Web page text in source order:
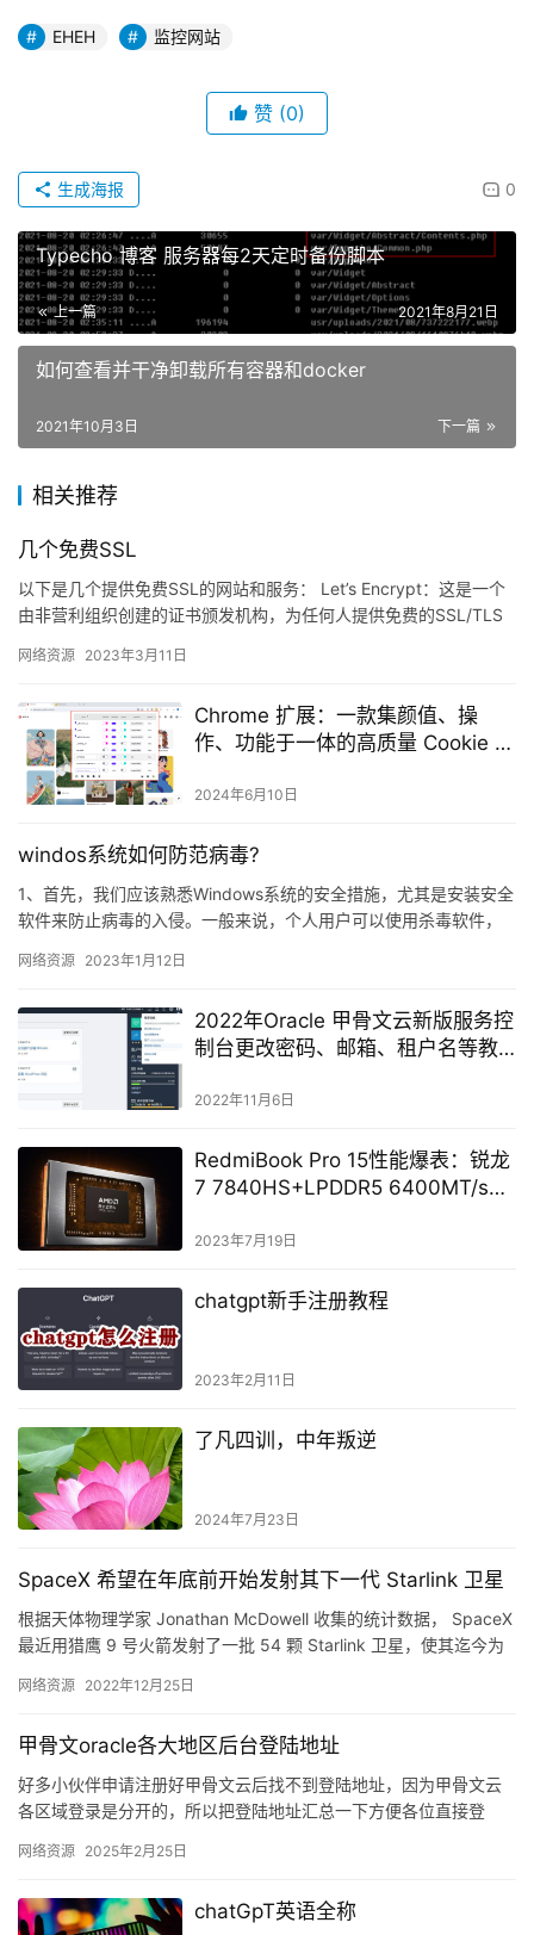
EHEH 监控网站
赞 (0)
0
生成海报
Typecho 博客 服务器每2天定时备份脚本
上一篇 2021年8月21日
如何查看并干净卸载所有容器和docker
下一篇
2021年10月3日
相关推荐
几个免费SSL
以下是几个提供免费SSL的网站和服务： Let’s Encrypt：这是一个
由非营利组织创建的证书颁发机构，为任何人提供免费的SSL/TLS
网络资源 2023年3月11日
Chrome 扩展：一款集颜值、操
作、功能于一体的高质量 Cookie 管
2024年6月10日
windos系统如何防范病毒?
1、首先，我们应该熟悉Windows系统的安全措施，尤其是安装安全
软件来防止病毒的入侵。一般来说，个人用户可以使用杀毒软件，
网络资源 2023年1月12日
2022年Oracle 甲骨文云新版服务控
制台更改密码、邮箱、租户名等教
2022年11月6日
RedmiBook Pro 15性能爆表：锐龙
7 7840HS+LPDDR5 6400MT/s内
2023年7月19日
chatgpt新手注册教程
2023年2月11日
了凡四训，中年叛逆
2024年7月23日
SpaceX 希望在年底前开始发射其下一代 Starlink 卫星
根据天体物理学家 Jonathan McDowell 收集的统计数据， SpaceX
最近用猎鹰 9 号火箭发射了一批 54 颗 Starlink 卫星，使其迄今为
网络资源 2022年12月25日
甲骨文oracle各大地区后台登陆地址
好多小伙伴申请注册好甲骨文云后找不到登陆地址，因为甲骨文云
各区域登录是分开的，所以把登陆地址汇总一下方便各位直接登
网络资源 2025年2月25日
chatGpT英语全称